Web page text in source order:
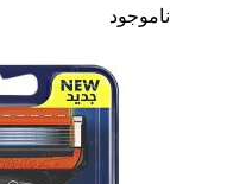
ناموجود